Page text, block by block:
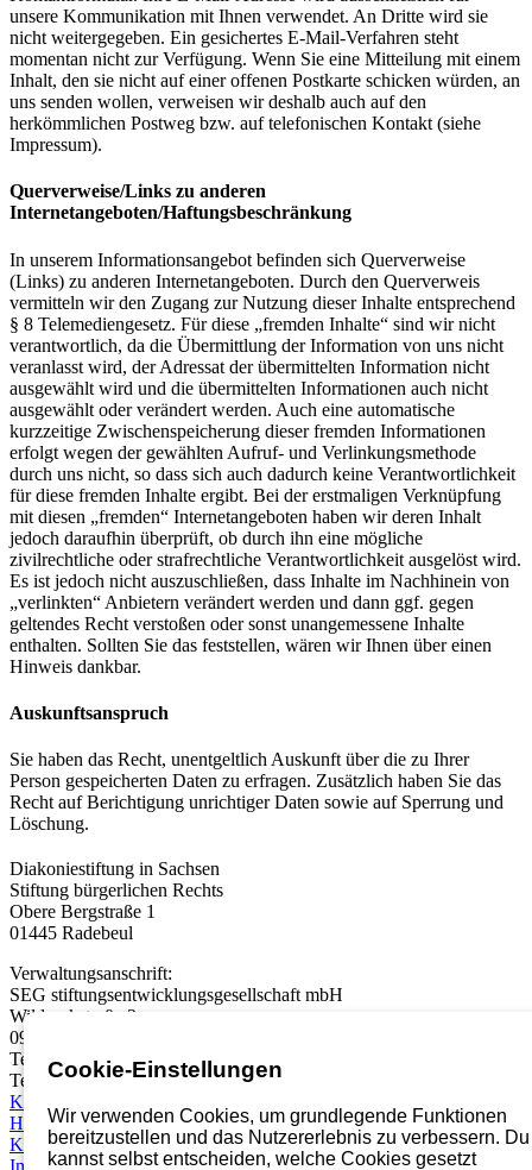
unsere Kommunikation mit Ihnen verwendet. An Dritte wird sie
nicht weitergegeben. Ein gesichertes E-Mail-Verfahren steht
momentan nicht zur Verfügung. Wenn Sie eine Mitteilung mit einem
Inhalt, den sie nicht auf einer offenen Postkarte schicken würden, an
uns senden wollen, verweisen wir deshalb auch auf den
herkömmlichen Postweg bzw. auf telefonischen Kontakt (siehe
Impressum).
Querverweise/Links zu anderen
Internetangeboten/Haftungsbeschränkung
In unserem Informationsangebot befinden sich Querverweise
(Links) zu anderen Internetangeboten. Durch den Querverweis
vermitteln wir den Zugang zur Nutzung dieser Inhalte entsprechend
§ 8 Telemediengesetz. Für diese „fremden Inhalte“ sind wir nicht
verantwortlich, da die Übermittlung der Information von uns nicht
veranlasst wird, der Adressat der übermittelten Information nicht
ausgewählt wird und die übermittelten Informationen auch nicht
ausgewählt oder verändert werden. Auch eine automatische
kurzzeitige Zwischenspeicherung dieser fremden Informationen
erfolgt wegen der gewählten Aufruf- und Verlinkungsmethode
durch uns nicht, so dass sich auch dadurch keine Verantwortlichkeit
für diese fremden Inhalte ergibt. Bei der erstmaligen Verknüpfung
mit diesen „fremden“ Internetangeboten haben wir deren Inhalt
jedoch daraufhin überprüft, ob durch ihn eine mögliche
zivilrechtliche oder strafrechtliche Verantwortlichkeit ausgelöst wird.
Es ist jedoch nicht auszuschließen, dass Inhalte im Nachhinein von
„verlinkten“ Anbietern verändert werden und dann ggf. gegen
geltendes Recht verstoßen oder sonst unangemessene Inhalte
enthalten. Sollten Sie das feststellen, wären wir Ihnen über einen
Hinweis dankbar.
Auskunftsanspruch
Sie haben das Recht, unentgeltlich Auskunft über die zu Ihrer
Person gespeicherten Daten zu erfragen. Zusätzlich haben Sie das
Recht auf Berichtigung unrichtiger Daten sowie auf Sperrung und
Löschung.
Diakoniestiftung in Sachsen
Stiftung bürgerlichen Rechts
Obere Bergstraße 1
01445 Radebeul
Verwaltungsanschrift:
SEG stiftungsentwicklungsgesellschaft mbH
Wildparkstraße 3
09247 Chemnitz
Telefon:
03722 46937 0
Telefax: 03722 49937 99
Karriereportal
Hinweisgebersystem
Kontakt
Cookie-Einstellungen
Wir verwenden Cookies, um grundlegende Funktionen
bereitzustellen und das Nutzererlebnis zu verbessern. Du
kannst selbst entscheiden, welche Cookies gesetzt